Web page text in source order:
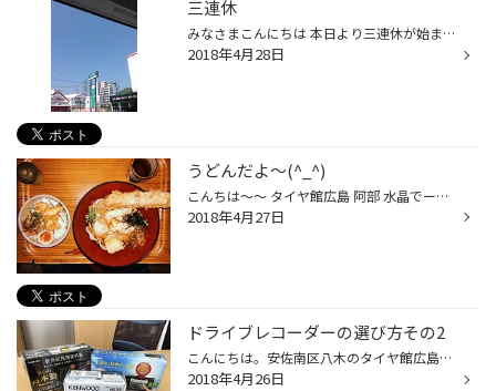
三連休
みなさまこんにちは 本日より三連休が始まりましたね いかがお過ごしでしょうか 今日は天気もよく絶好のお出掛け日和となりましたね お出掛けされる方もそうでない方も よい休日となると良いですね
2018年4月28日
うどんだよ〜(^_^)
こんちは〜〜 タイヤ館広島 阿部 水晶でーす！ 先日、いきなりうどんが食べたくなって、 西原にあるRengeさんにお邪魔しました！ お店は、こじんまりしていますが、可愛いお店でしたー！！ 中に入ると店員さんも元気よく、料理も美味しい！！！ とっても良い時間になりました！ 是非行ってみてねー...
2018年4月27日
ドライブレコーダーの選び方その2
こんにちは。安佐南区八木のタイヤ館広島の澤井です。 今回はドライブレコーダーの選び方のポイント第2弾です(^^)。 ドライブレコーダーとLEDの信号、実は相性が悪いです(･_･; 再生してみたら信号が真っ暗で録画されてない事があります。理由は省略しますが、西日本では特に起こりやすい現象です。 ...
2018年4月26日